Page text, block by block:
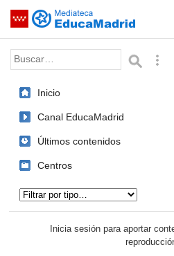
Saltar navegación
Palabra o frase:
Inicio
Canal EducaMadrid
Últimos contenidos
Centros
Inicia sesión para aportar